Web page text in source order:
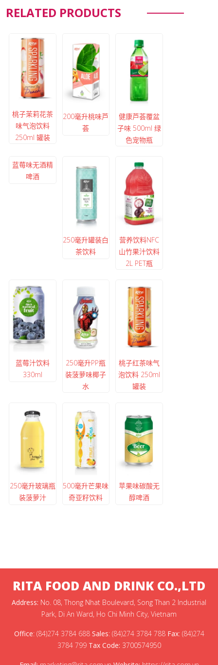
RELATED PRODUCTS
桃子茉莉花茶
味气泡饮料
250ml 罐装
200毫升桃味芦
荟
健康芦荟覆盆
子味 500ml 绿
色宠物瓶
蓝莓味无酒精
啤酒
250毫升罐装白
茶饮料
营养饮料NFC
山竹果汁饮料
2L PET瓶
蓝莓汁饮料
330ml
250毫升PP瓶
装菠萝味椰子
水
桃子红茶味气
泡饮料 250ml
罐装
250毫升玻璃瓶
装菠萝汁
500毫升芒果味
奇亚籽饮料
苹果味碳酸无
醇啤酒
RITA FOOD AND DRINK CO.,LTD
Address: No. 08, Thong Nhat Boulevard, Song Than 2 Industrial
Park, Di An Ward, Ho Chi Minh City, Vietnam
Office: (84)274 3784 688 Sales: (84)274 3784 788 Fax: (84)274
3784 799 Tax Code: 3700574950